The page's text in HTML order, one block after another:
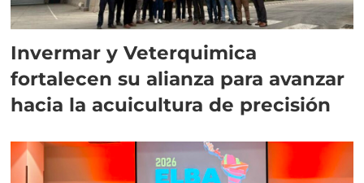
Invermar y Veterquimica
fortalecen su alianza para avanzar
hacia la acuicultura de precisión